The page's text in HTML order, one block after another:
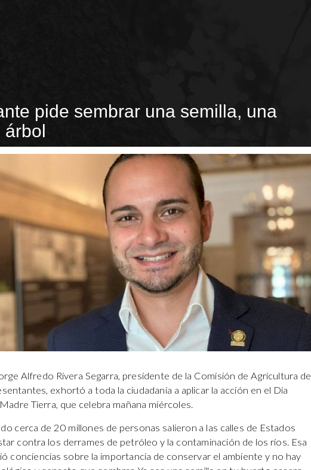
pide sembrar una semilla, una
árbol
Alfredo Rivera Segarra, presidente de la Comisión de Agricultura de
exhortó a toda la ciudadanía a aplicar la acción en el Día
Tierra, que celebra mañana miércoles.
cerca de 20 millones de personas salieron a las calles de Estados
contra los derrames de petróleo y la contaminación de los ríos. Esa
conciencias sobre la importancia de conservar el ambiente y no hay